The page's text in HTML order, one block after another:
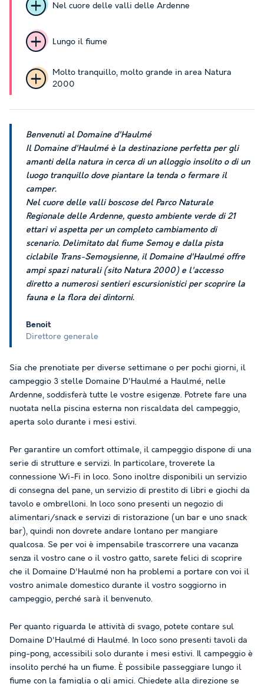
Nel cuore delle valli delle Ardenne
Lungo il fiume
Molto tranquillo, molto grande in area Natura
2000
Benvenuti al Domaine d'Haulmé
Il Domaine d'Haulmé è la destinazione perfetta per gli
amanti della natura in cerca di un alloggio insolito o di un
luogo tranquillo dove piantare la tenda o fermare il
camper.
Nel cuore delle valli boscose del Parco Naturale
Regionale delle Ardenne, questo ambiente verde di 21
ettari vi aspetta per un completo cambiamento di
scenario. Delimitato dal fiume Semoy e dalla pista
ciclabile Trans-Semoysienne, il Domaine d'Haulmé offre
ampi spazi naturali (sito Natura 2000) e l'accesso
diretto a numerosi sentieri escursionistici per scoprire la
fauna e la flora dei dintorni.
Benoit
Direttore generale
Sia che prenotiate per diverse settimane o per pochi giorni, il
campeggio 3 stelle Domaine D'Haulmé a Haulmé, nelle
Ardenne, soddisferà tutte le vostre esigenze. Potrete fare una
nuotata nella piscina esterna non riscaldata del campeggio,
aperta solo durante i mesi estivi.
Per garantire un comfort ottimale, il campeggio dispone di una
serie di strutture e servizi. In particolare, troverete la
connessione Wi-Fi in loco. Sono inoltre disponibili un servizio
di consegna del pane, un servizio di prestito di libri e giochi da
tavolo e ombrelloni. In loco sono presenti un negozio di
alimentari/snack e servizi di ristorazione (un bar e uno snack
bar), quindi non dovrete andare lontano per mangiare
qualcosa. Se per voi è impensabile trascorrere una vacanza
senza il vostro cane o il vostro gatto, sarete felici di scoprire
che il Domaine D'Haulmé non ha problemi a portare con voi il
vostro animale domestico durante il vostro soggiorno in
campeggio, perché sarà il benvenuto.
Per quanto riguarda le attività di svago, potete contare sul
Domaine D'Haulmé di Haulmé. In loco sono presenti tavoli da
ping-pong, accessibili solo durante i mesi estivi. Il campeggio è
insolito perché ha un fiume. È possibile passeggiare lungo il
fiume con la famiglia o gli amici. Chiedete alla direzione se